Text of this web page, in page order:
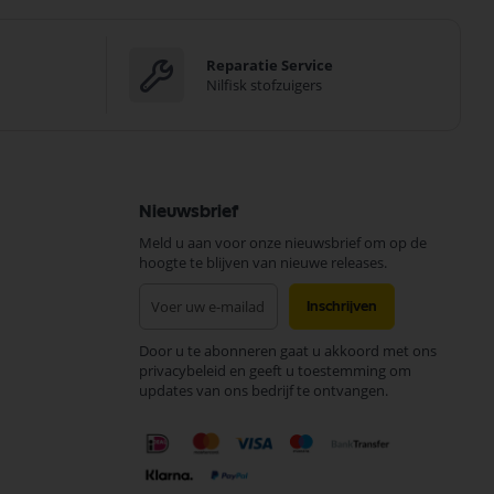
Reparatie Service
Nilfisk stofzuigers
Nieuwsbrief
Meld u aan voor onze nieuwsbrief om op de
hoogte te blijven van nieuwe releases.
onze
nieuwsbrief
Inschrijven
Door u te abonneren gaat u akkoord met ons
privacybeleid en geeft u toestemming om
updates van ons bedrijf te ontvangen.